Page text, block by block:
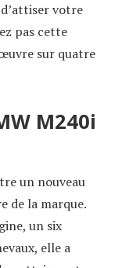
votre
pas cette
sur quatre
M240i
un nouveau
de la marque.
un six
elle a